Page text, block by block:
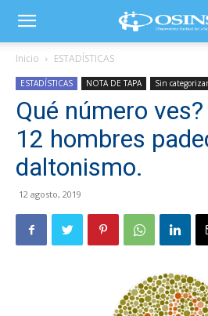
Inicio ESTADÍSTICAS
ESTADÍSTICAS NOTA DE TAPA Sin categorizar
Qué número
12 hombres
daltonismo.
12 agosto, 2019